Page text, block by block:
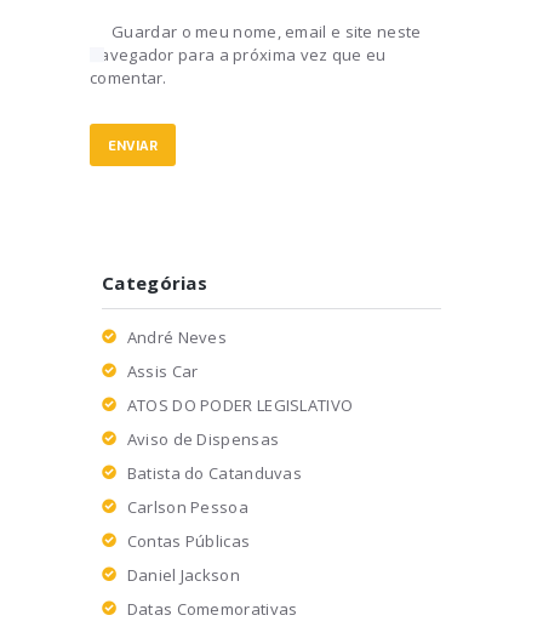
Guardar o meu nome, email e site neste
navegador para a próxima vez que eu
comentar.
Categórias
André Neves
Assis Car
ATOS DO PODER LEGISLATIVO
Aviso de Dispensas
Batista do Catanduvas
Carlson Pessoa
Contas Públicas
Daniel Jackson
Datas Comemorativas